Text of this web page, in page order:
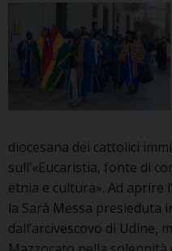
diocesana dei cattolici
sull’«Eucaristia, fonte di
etnia e cultura». Ad aprire
la Sarà Messa presieduta
dall’arcivescovo di Udine,